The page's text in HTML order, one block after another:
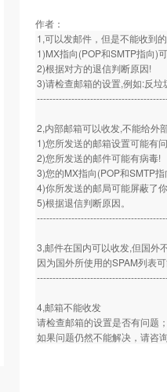
作者：
1,可以发邮件，但是不能收到
1)MX指向(POP和SMTP指向)
2)根据对方的退信判断原因!
3)请检查邮箱的设置,例如:反
2,内部邮箱可以收发,不能给外
1)您所发送的邮箱设置可能有
2)您所发送的邮件可能有病毒!
3)您的MX指向(POP和SMTP
4)你所发送的邮局可能屏蔽了
5)根据退信判断原因。
3,邮件在国内可以收发,但国外
因为国外所使用的SPAM列表
4,邮箱不能收发
请检查邮箱的设置是否有问题
如果问题仍然不能解决，请咨